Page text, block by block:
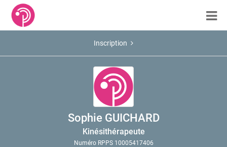
Inscription
Sophie GUICHARD
Kinésithérapeute
Numéro RPPS 10005417406